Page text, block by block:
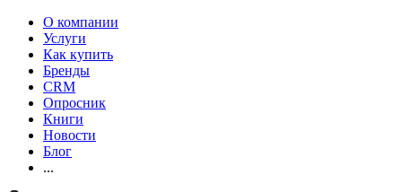
О компании
Услуги
Как купить
Бренды
CRM
Опросник
Книги
Новости
Блог
...